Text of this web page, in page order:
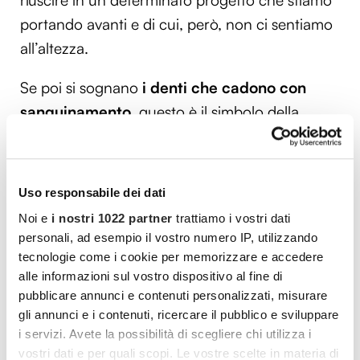
Uso responsabile dei dati
Noi e i nostri 1022 partner trattiamo i vostri dati
personali, ad esempio il vostro numero IP, utilizzando
tecnologie come i cookie per memorizzare e accedere
alle informazioni sul vostro dispositivo al fine di
pubblicare annunci e contenuti personalizzati, misurare
gli annunci e i contenuti, ricercare il pubblico e sviluppare
i servizi. Avete la possibilità di scegliere chi utilizza i
vostri dati e per quali scopi. Le vostre scelte in materia di
portando avanti e di cui, però, non ci sentiamo
all’altezza.
Se poi si sognano i denti che cadono con
sanguinamento , questo è il simbolo della
perdita di vitalità e del controllo su una
determinata situazione. Qualora nel sogno i
denti cadessero e li trovassimo in mano
consapevolazza interiore che manchi qualcosa
nella nostra esistenza o di un’insicurezza
profonda connessa al nostro aspetto. Se ci
strappiamo i dentisignifica che desideriamo
diminuire la nostra aggressività nella vita di tutti
i giorni. Quando in sogno perdiamo un dente